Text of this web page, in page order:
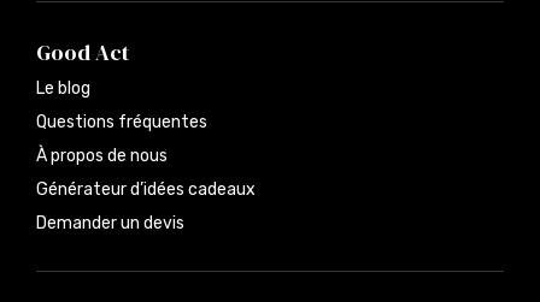
Good Act
Le blog
Questions fréquentes
À propos de nous
Générateur d’idées cadeaux
Demander un devis